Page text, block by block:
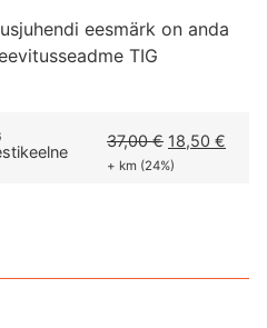
eesmärk on anda
TIG
37,00€ 18,50 €
+ km (24%)